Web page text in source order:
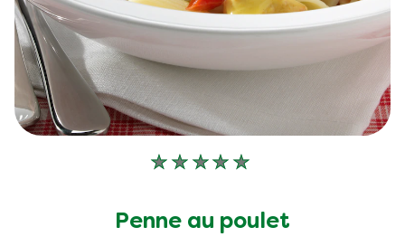
Aucune
pour
Penne au poulet